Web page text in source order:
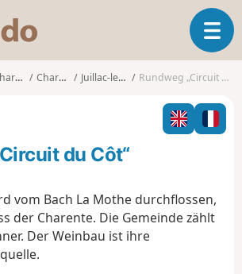
s
o
o
T
o
g
l
n
g
a
Charente Juillac-le-Coq Rundweg „Circuit du Côt“
du Côt“
vom Bach La Mothe durchflossen,
der Charente. Die Gemeinde zählt
Der Weinbau ist ihre